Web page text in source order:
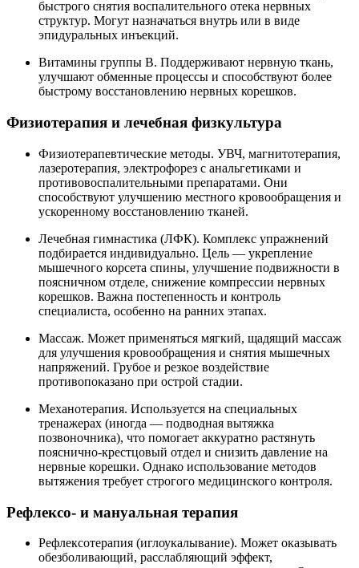
быстрого снятия воспалительного отека нервных
структур. Могут назначаться внутрь или в виде
эпидуральных инъекций.
Витамины группы B. Поддерживают нервную ткань,
улучшают обменные процессы и способствуют более
быстрому восстановлению нервных корешков.
Физиотерапия и лечебная физкультура
Физиотерапевтические методы. УВЧ, магнитотерапия,
лазеротерапия, электрофорез с анальгетиками и
противовоспалительными препаратами. Они
способствуют улучшению местного кровообращения и
ускоренному восстановлению тканей.
Лечебная гимнастика (ЛФК). Комплекс упражнений
подбирается индивидуально. Цель — укрепление
мышечного корсета спины, улучшение подвижности в
поясничном отделе, снижение компрессии нервных
корешков. Важна постепенность и контроль
специалиста, особенно на ранних этапах.
Массаж. Может применяться мягкий, щадящий массаж
для улучшения кровообращения и снятия мышечных
напряжений. Грубое и резкое воздействие
противопоказано при острой стадии.
Механотерапия. Используется на специальных
тренажерах (иногда — подводная вытяжка
позвоночника), что помогает аккуратно растянуть
пояснично-крестцовый отдел и снизить давление на
нервные корешки. Однако использование методов
вытяжения требует строгого медицинского контроля.
Рефлексо- и мануальная терапия
Рефлексотерапия (иглоукалывание). Может оказывать
обезболивающий, расслабляющий эффект,